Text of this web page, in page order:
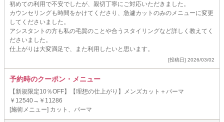
初めての利用で不安でしたが、親切丁寧にご対応いただきました。
カウンセリングも時間をかけてくださり、急遽カットのみのメニューに変更
してくださいました。
アシスタントの方も私の毛質のことや合うスタイリングなど詳しく教えてく
ださいました。
仕上がりは大変満足で、また利用したいと思います。
[投稿日] 2026/03/02
予約時のクーポン・メニュー
【新規限定10％OFF】【理想の仕上がり】メンズカット＋パーマ
￥12540→￥11286
[施術メニュー] カット、パーマ